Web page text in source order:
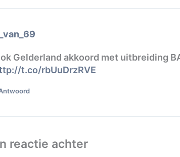
Gelderland akkoord met uitbreiding
t.co/rbUuDrzRVE
reactie achter